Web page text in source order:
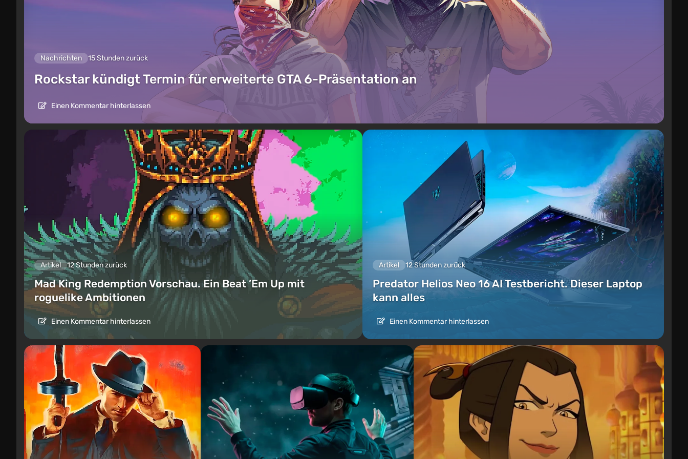
Nachrichten 15 Stunden zurück
Rockstar kündigt Termin für erweiterte GTA 6-Präsentation an
Einen Kommentar hinterlassen
Artikel 12 Stunden zurück
Mad King Redemption Vorschau. Ein Beat ’Em Up mit
roguelike Ambitionen
Einen Kommentar hinterlassen
Artikel 12 Stunden zurück
Predator Helios Neo 16 AI Testbericht. Dieser Laptop
kann alles
Einen Kommentar hinterlassen